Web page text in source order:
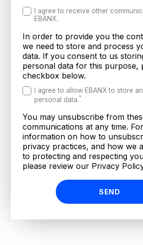
I agree to receive other
EBANX.
In order to provide you the
we need to store and process
data. If you consent to us
personal data for this purpose,
checkbox below.
I agree to allow EBANX to store
personal data.*
You may unsubscribe from
communications at any time.
information on how to
privacy practices, and how we
to protecting and respecting
please review our Privacy